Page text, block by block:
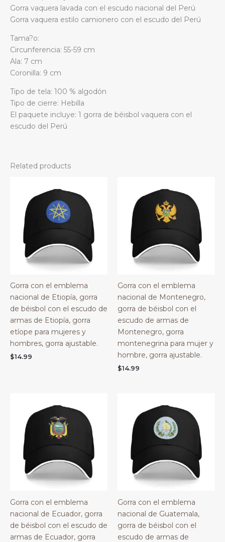
Gorra vaquera lavada con el escudo nacional del Perú
Gorra vaquera estilo camionero con el escudo del Perú
Tama?o:
Circunferencia: 55-59 cm
Ala: 7 cm
Coronilla: 9 cm
Tipo de tela: 100 % algodón
Tipo de cierre: Hebilla
El paquete incluye: 1 gorra de béisbol vaquera con el
escudo del Perú
Related products
Gorra con el emblema
nacional de Etiopía, gorra
de béisbol con el escudo de
armas de Etiopía, gorra
etíope para mujeres y
hombres, gorra ajustable.
$14.99
Gorra con el emblema
nacional de Montenegro,
gorra de béisbol con el
escudo de armas de
Montenegro, gorra
montenegrina para mujer y
hombre, gorra ajustable.
$14.99
Gorra con el emblema
nacional de Ecuador, gorra
de béisbol con el escudo de
armas de Ecuador, gorra
Gorra con el emblema
nacional de Guatemala,
gorra de béisbol con el
escudo de armas de